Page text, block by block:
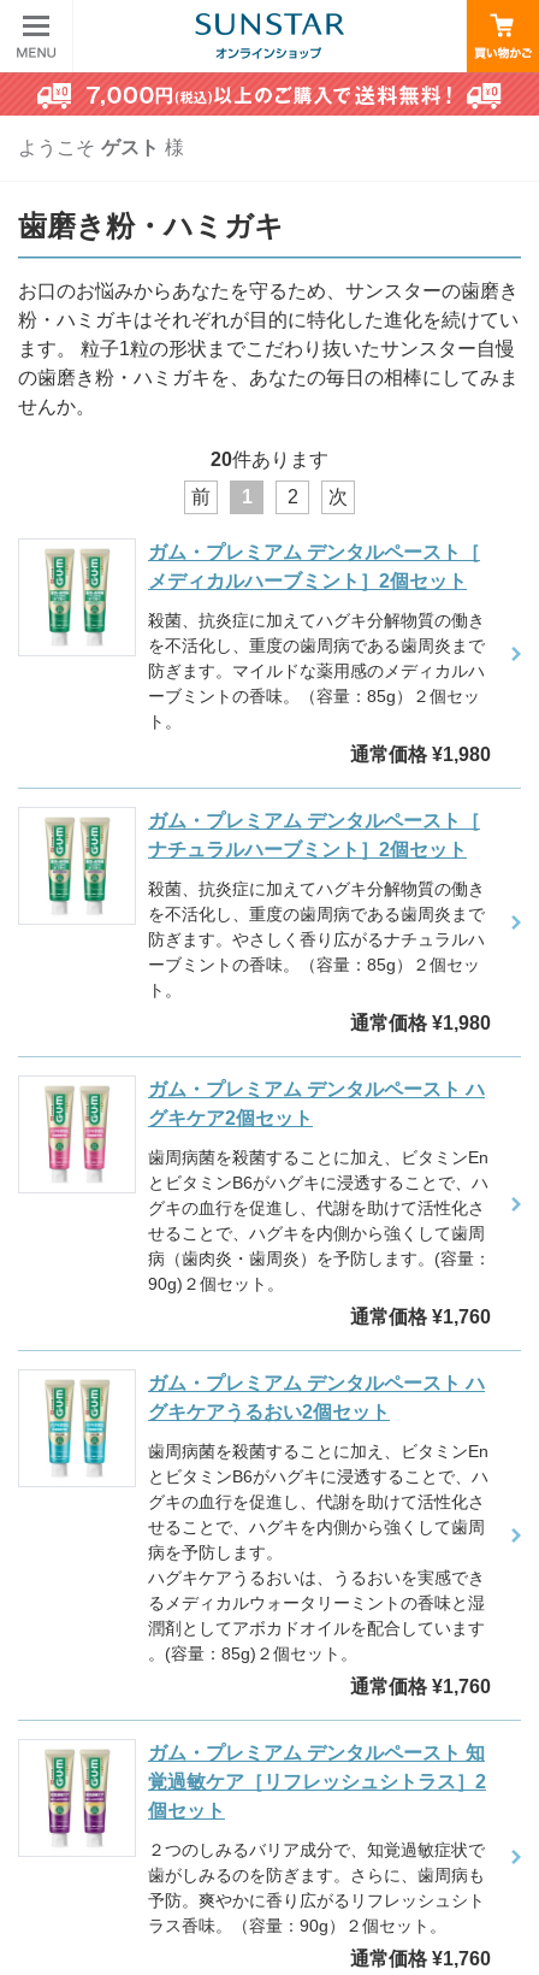
ようこそ ゲスト 様
歯磨き粉・ハミガキ
お口のお悩みからあなたを守るため、サンスターの歯磨き
粉・ハミガキはそれぞれが目的に特化した進化を続けてい
ます。 粒子1粒の形状までこだわり抜いたサンスター自慢
の歯磨き粉・ハミガキを、あなたの毎日の相棒にしてみま
せんか。
20件あります
前
1 2 次
ガム・プレミアム デンタルペースト［
メディカルハーブミント］2個セット
殺菌、抗炎症に加えてハグキ分解物質の働き
を不活化し、重度の歯周病である歯周炎まで
防ぎます。マイルドな薬用感のメディカルハ
ーブミントの香味。（容量：85g）２個セッ
ト。
通常価格 ¥1,980
ガム・プレミアム デンタルペースト［
ナチュラルハーブミント］2個セット
殺菌、抗炎症に加えてハグキ分解物質の働き
を不活化し、重度の歯周病である歯周炎まで
防ぎます。やさしく香り広がるナチュラルハ
ーブミントの香味。（容量：85g）２個セッ
ト。
通常価格 ¥1,980
ガム・プレミアム デンタルペースト ハ
グキケア2個セット
歯周病菌を殺菌することに加え、ビタミンEn
とビタミンB6がハグキに浸透することで、ハ
グキの血行を促進し、代謝を助けて活性化さ
せることで、ハグキを内側から強くして歯周
病（歯肉炎・歯周炎）を予防します。(容量：
90g)２個セット。
通常価格 ¥1,760
ガム・プレミアム デンタルペースト ハ
グキケアうるおい2個セット
歯周病菌を殺菌することに加え、ビタミンEn
とビタミンB6がハグキに浸透することで、ハ
グキの血行を促進し、代謝を助けて活性化さ
せることで、ハグキを内側から強くして歯周
病を予防します。
ハグキケアうるおいは、うるおいを実感でき
るメディカルウォータリーミントの香味と湿
潤剤としてアボカドオイルを配合しています
。(容量：85g)２個セット。
通常価格 ¥1,760
ガム・プレミアム デンタルペースト 知
覚過敏ケア［リフレッシュシトラス］2
個セット
２つのしみるバリア成分で、知覚過敏症状で
歯がしみるのを防ぎます。さらに、歯周病も
予防。爽やかに香り広がるリフレッシュシト
ラス香味。（容量：90g）２個セット。
通常価格 ¥1,760